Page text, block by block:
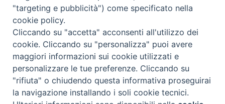
La Difesa del Popolo percepisce i contributi pubblici all'editoria.
La Difesa del Popolo, tramite la Fisc (Federazione Italiana Settimanali Cattolici)
ha aderito allo IAP (Istituto dell'Autodisciplina Pubblicitaria) accettando il Codice
di Autodisciplina della Comunicazione Commerciale.
La Difesa del Popolo è una testata registrata presso il Tribunale di Padova
decreto del 15 giugno 1950 al n. 37 del registro periodici.
"targeting e pubblicità") come specificato nella
cookie policy.
Cliccando su "accetta" acconsenti all'utilizzo dei
cookie. Cliccando su "personalizza" puoi avere
maggiori informazioni sui cookie utilizzati e
personalizzare le tue preferenze. Cliccando su
"rifiuta" o chiudendo questa informativa proseguirai
la navigazione installando i soli cookie tecnici.